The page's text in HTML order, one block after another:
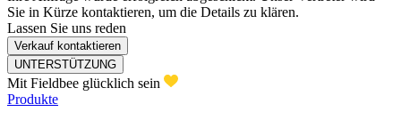
Sie in Kürze kontaktieren, um die Details zu klären.
Lassen Sie uns reden
Verkauf kontaktieren
UNTERSTÜTZUNG
Mit Fieldbee glücklich sein
Produkte